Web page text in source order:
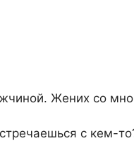
Жених со
с кем-